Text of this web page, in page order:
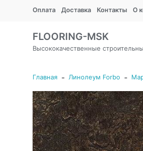
Оплата Доставка Контакты О
FLOORING-MSK
Высококачественные
Главная - Линолеум Forbo -